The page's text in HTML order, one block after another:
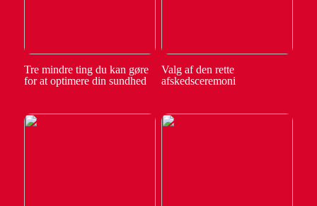
Tre mindre ting du kan gøre
for at optimere din sundhed
Valg af den rette
afskedsceremoni